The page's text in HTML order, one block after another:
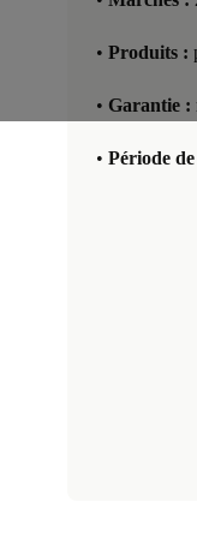
• Produits :
• Garantie :
• Période